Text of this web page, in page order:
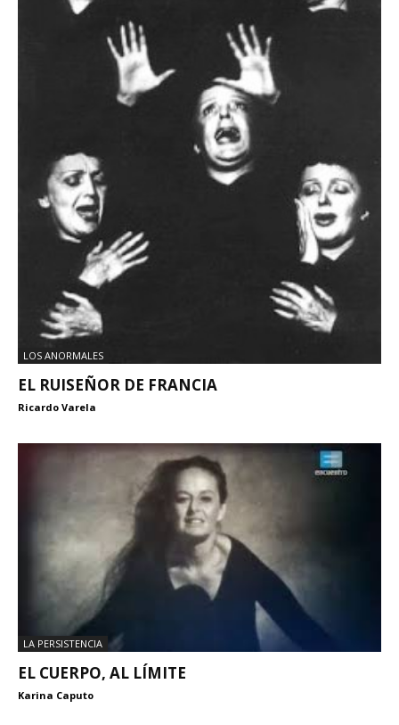
LOS ANORMALES
EL RUISEÑOR DE FRANCIA
Ricardo Varela
LA PERSISTENCIA
EL CUERPO, AL LÍMITE
Karina Caputo